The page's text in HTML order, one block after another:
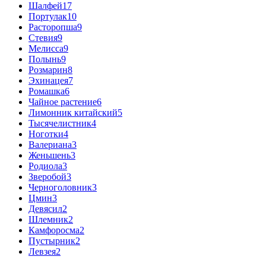
Шалфей17
Портулак10
Расторопша9
Стевия9
Мелисса9
Полынь9
Розмарин8
Эхинацея7
Ромашка6
Чайное растение6
Лимонник китайский5
Тысячелистник4
Ноготки4
Валериана3
Женьшень3
Родиола3
Зверобой3
Черноголовник3
Цмин3
Девясил2
Шлемник2
Камфоросма2
Пустырник2
Левзея2